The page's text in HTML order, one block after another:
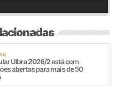
Ulbra 2026/2 está com
abertas para mais de 50